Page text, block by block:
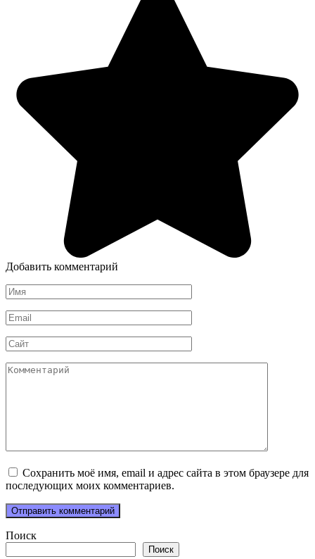
Добавить комментарий
Имя
*
Email
*
Сайт
Комментарий
Сохранить моё имя, email и адрес сайта в этом браузере для
последующих моих комментариев.
Поиск
Поиск